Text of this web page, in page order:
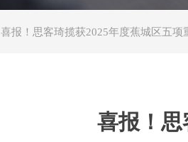
喜报！思
喜报！思客琦揽获2025年度蕉城区五项